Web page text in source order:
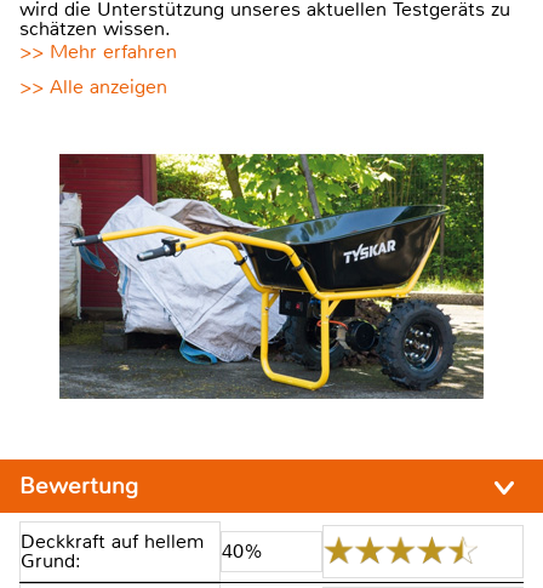
wird die Unterstützung unseres aktuellen Testgeräts zu
schätzen wissen.
>> Mehr erfahren
>> Alle anzeigen
Bewertung
Deckkraft auf hellem
Grund: 40%